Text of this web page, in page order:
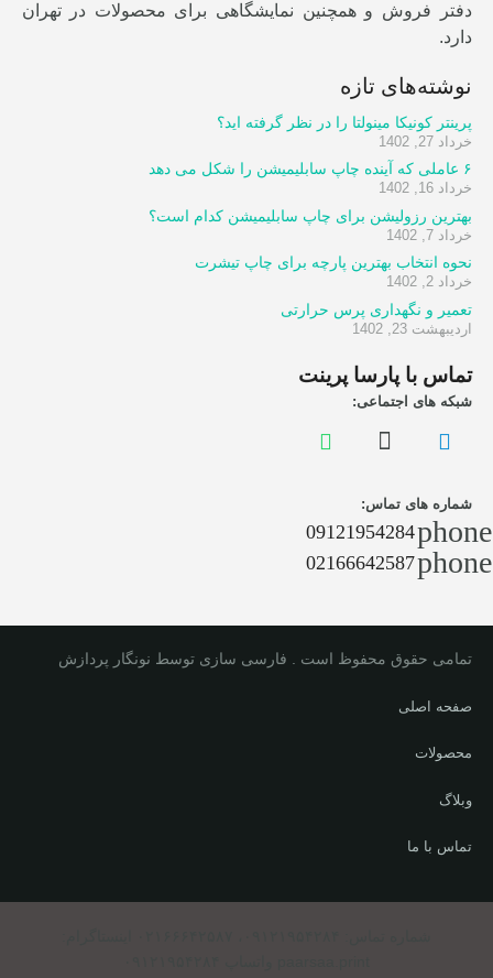
دفتر فروش و همچنین نمایشگاهی برای محصولات در تهران
دارد.
نوشته‌های تازه
پرینتر کونیکا مینولتا را در نظر گرفته اید؟
خرداد 27, 1402
۶ عاملی که آینده چاپ سابلیمیشن را شکل می دهد
خرداد 16, 1402
بهترین رزولیشن برای چاپ سابلیمیشن کدام است؟
خرداد 7, 1402
نحوه انتخاب بهترین پارچه برای چاپ تیشرت
خرداد 2, 1402
تعمیر و نگهداری پرس حرارتی
اردیبهشت 23, 1402
تماس با پارسا پرینت
شبکه های اجتماعی:
شماره های تماس:
phone
09121954284
phone
02166642587
تمامی حقوق محفوظ است . فارسی سازی توسط نونگار پردازش
صفحه اصلی
محصولات
وبلاگ
تماس با ما